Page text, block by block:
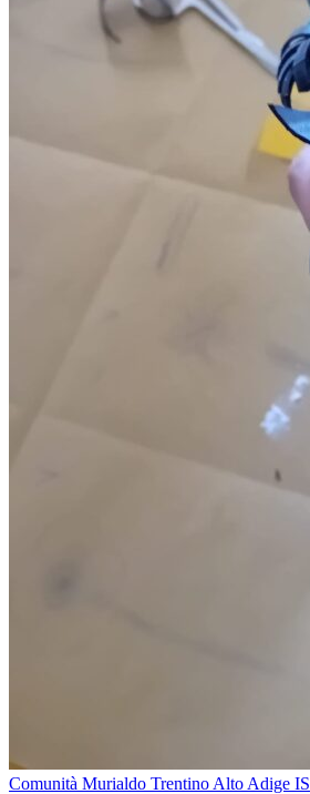
Comunità Murialdo Trentino Alto Adige IS